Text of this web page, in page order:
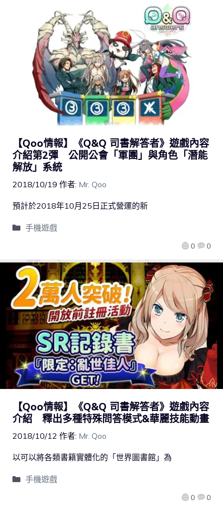
【Qoo情報】《Q&Q 司書解答者》遊戲內容
介紹第2彈 公開公會「軍團」與角色「潛能
解放」系統
2018/10/19 作者: Mr. Qoo
0 0
預計於2018年10月25日正式營運的新
手機遊戲
【Qoo情報】《Q&Q 司書解答者》遊戲內容
介紹 釋出多種特殊問答模式&華麗技能動畫
2018/10/12 作者: Mr. Qoo
0 0
以可以將各類書籍實體化的「世界圖書館」為
手機遊戲